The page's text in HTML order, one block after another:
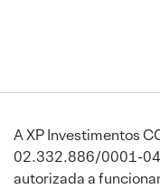
A XP Investimentos
02.332.886/0001-
autorizada a